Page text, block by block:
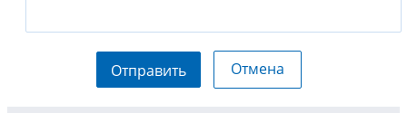
Отправить Отмена